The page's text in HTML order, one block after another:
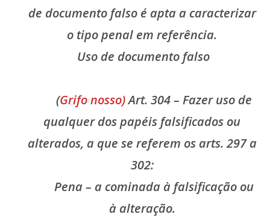
de documento falso é apta a caracterizar
o tipo penal em referência.
Uso de documento falso
(Grifo nosso)Art. 304 – Fazer uso de
qualquer dos papéis falsificados ou
alterados, a que se referem os arts. 297 a
302:
Pena – a cominada à falsificação ou
à alteração.